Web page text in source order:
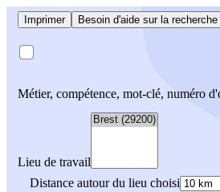
Imprimer Besoin d'aide sur la
Métier, compétence, mot-clé, numéro
Lieu de travail
Distance autour du lieu choisi